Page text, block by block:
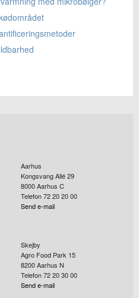
Aarhus
Kongsvang Allé 29
8000Aarhus C
Telefon 72 20 20 00
Send e-mail
Skejby
Agro Food Park 15
8200Aarhus N
Telefon 72 20 30 00
Send e-mail